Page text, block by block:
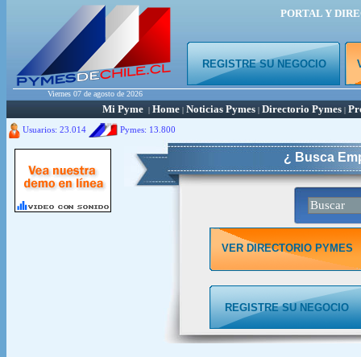
PORTAL Y
REGISTRE SU NEGOCIO
Viernes 07 de agosto de 2026
Mi Pyme | Home | Noticias Pymes | Directorio Pymes |
Usuarios: 23.014 Pymes: 13.800
¿ Busca
VER DIRECTORIO PYMES
REGISTRE SU NEGOCIO